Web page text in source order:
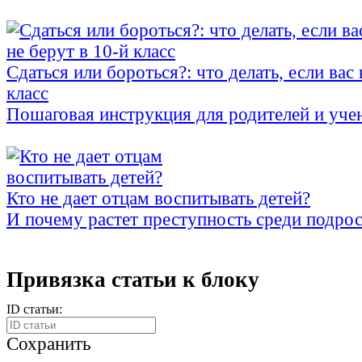
Сдаться или бороться?: что делать, если
класс
Пошаговая инструкция для родителей и
Кто не дает отцам воспитывать детей?
И почему растет преступность среди
Привязка статьи к блоку
ID статьи:
Сохранить